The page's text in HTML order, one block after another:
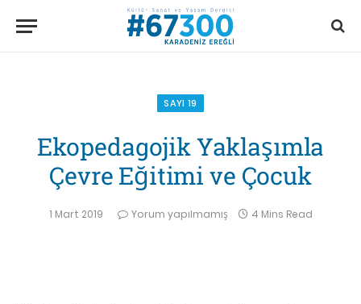
SAYI 19
Ekopedagojik Yaklaşımla
Çevre Eğitimi ve Çocuk
1 Mart 2019 Yorum yapılmamış 4 Mins Read